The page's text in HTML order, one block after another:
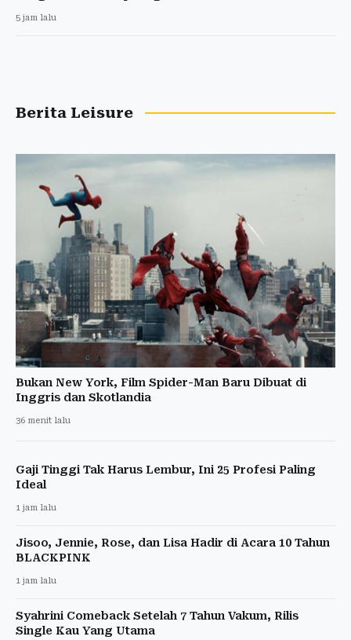
5 jam lalu
Berita Leisure
Bukan New York, Film Spider-Man Baru Dibuat di
Inggris dan Skotlandia
36 menit lalu
Gaji Tinggi Tak Harus Lembur, Ini 25 Profesi Paling
Ideal
1 jam lalu
Jisoo, Jennie, Rose, dan Lisa Hadir di Acara 10 Tahun
BLACKPINK
1 jam lalu
Syahrini Comeback Setelah 7 Tahun Vakum, Rilis
Single Kau Yang Utama